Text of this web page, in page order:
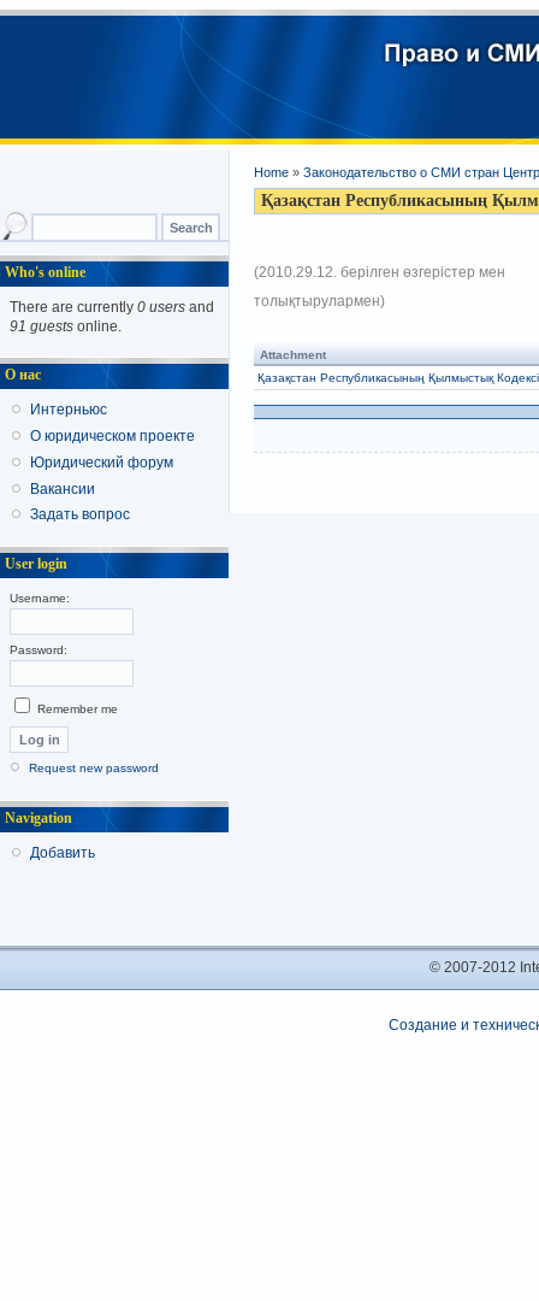
Home » Законодательство о СМИ стран
Қазақстан Республикасының
(2010.29.12. берілген өзгерістер мен
толықтырулармен)
Attachment
Қазақстан Республикасының Қылмыстық
Who's online
There are currently 0 users and
91 guests online.
О нас
Интерньюс
О юридическом проекте
Юридический форум
Вакансии
Задать вопрос
User login
Username:
Password:
Remember me
Request new password
Navigation
Добавить
© 2007-2012
Создание и